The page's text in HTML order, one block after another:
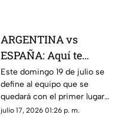
ARGENTINA vs
ESPAÑA: Aquí te
decimos donde ver en
vivo y gratis la final de
la Copa Mundial de la
FIFA 2026™ este
Este domingo 19 de julio se
define al equipo que se
quedará con el primer lugar
entre Argentina y España.
julio 17, 2026 01:26 p. m.